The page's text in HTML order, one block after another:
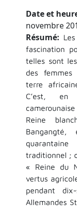
Date et
novembre
Résumé
fascination
telles sont
des
terre
C’est, en
Reine
Bangangté,
traditionnel ;
« Reine du
vertus
pendant
Allemandes